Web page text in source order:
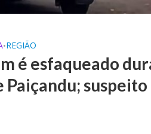
•REGIÃO
é esfaqueado
Paiçandu;